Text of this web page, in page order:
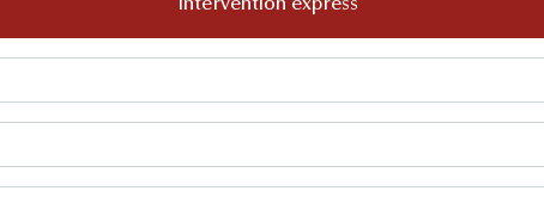
Intervention express